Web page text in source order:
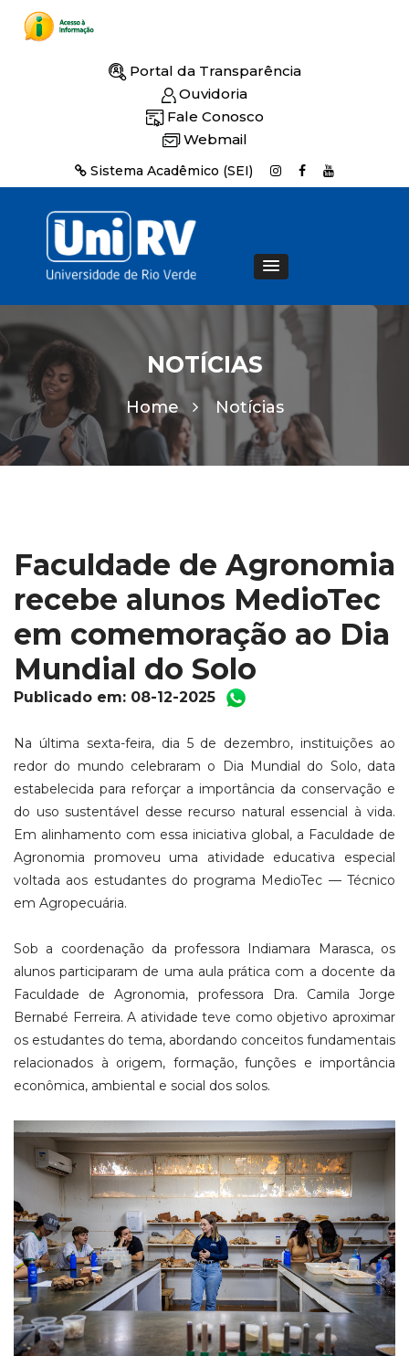
Portal da Transparência
Ouvidoria
Fale Conosco
Webmail
Sistema Acadêmico (SEI)
NOTÍCIAS
Home Notícias
Faculdade de Agronomia
recebe alunos MedioTec
em comemoração ao Dia
Mundial do Solo
Publicado em: 08-12-2025
Na última sexta-feira, dia 5 de dezembro, instituições ao
redor do mundo celebraram o Dia Mundial do Solo, data
estabelecida para reforçar a importância da conservação e
do uso sustentável desse recurso natural essencial à vida.
Em alinhamento com essa iniciativa global, a Faculdade de
Agronomia promoveu uma atividade educativa especial
voltada aos estudantes do programa MedioTec — Técnico
em Agropecuária.
Sob a coordenação da professora Indiamara Marasca, os
alunos participaram de uma aula prática com a docente da
Faculdade de Agronomia, professora Dra. Camila Jorge
Bernabé Ferreira. A atividade teve como objetivo aproximar
os estudantes do tema, abordando conceitos fundamentais
relacionados à origem, formação, funções e importância
econômica, ambiental e social dos solos.